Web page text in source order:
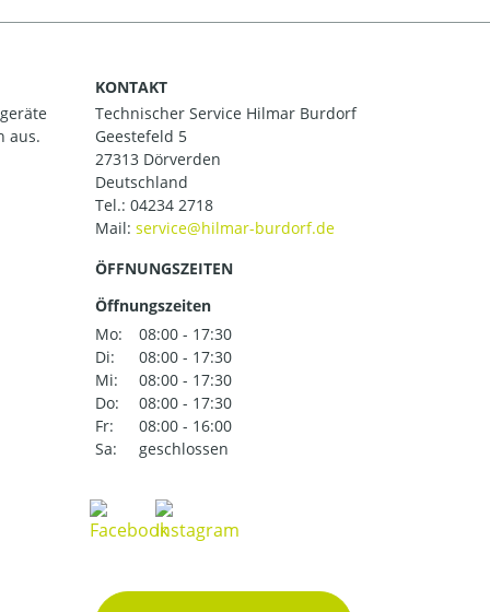
aus.
KONTAKT
Technischer Service Hilmar Burdorf
Geestefeld 5
27313 Dörverden
Deutschland
Tel.: 04234 2718
Mail:
ÖFFNUNGSZEITEN
Öffnungszeiten
Mo:
08:00 - 17:30
Di:
08:00 - 17:30
Mi:
08:00 - 17:30
Do:
08:00 - 17:30
Fr:
08:00 - 16:00
Sa:
geschlossen